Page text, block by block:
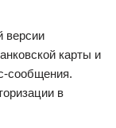
версии
карты и
сообщения.
в